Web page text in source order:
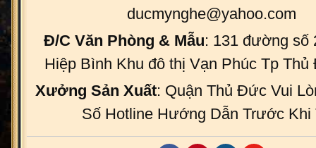
ducmynghe@yahoo.com
Đ/C Văn Phòng & Mẫu: 131 đường số
Hiệp Bình Khu đô thị Vạn Phúc Tp
Xưởng Sản Xuất: Quận Thủ Đức Vui
Số Hotline Hướng Dẫn Trước Khi